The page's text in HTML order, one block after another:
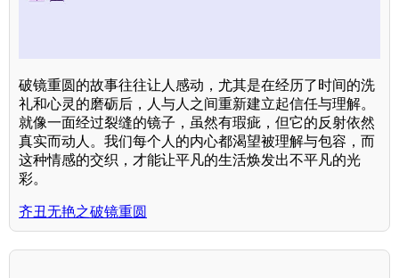
破镜重圆的故事往往让人感动，尤其是在经历了时间的洗
礼和心灵的磨砺后，人与人之间重新建立起信任与理解。
就像一面经过裂缝的镜子，虽然有瑕疵，但它的反射依然
真实而动人。我们每个人的内心都渴望被理解与包容，而
这种情感的交织，才能让平凡的生活焕发出不平凡的光
彩。
齐丑无艳之破镜重圆